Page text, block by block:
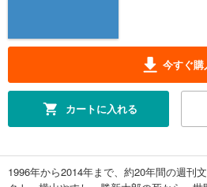
今すぐ購
カートに入れる
1996年から2014年まで、約20年間の週刊